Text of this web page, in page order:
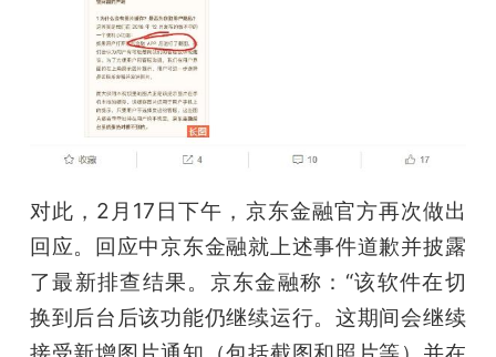
对此，2月17日下午，京东金融官方再次做出
回应。回应中京东金融就上述事件道歉并披露
了最新排查结果。京东金融称：“该软件在切
换到后台后该功能仍继续运行。这期间会继续